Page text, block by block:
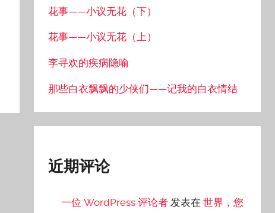
花事——小议无花（下）
花事——小议无花（上）
李寻欢的疾病隐喻
那些白衣飘飘的少侠们——记我的白衣情结
近期评论
一位 WordPress 评论者发表在 世界，您